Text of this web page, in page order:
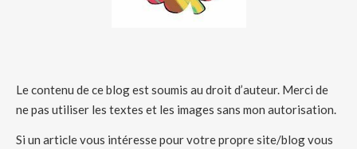
Le contenu de ce blog est soumis au droit d’auteur. Merci de
ne pas utiliser les textes et les images sans mon autorisation.
Si un article vous intéresse pour votre propre site/blog vous